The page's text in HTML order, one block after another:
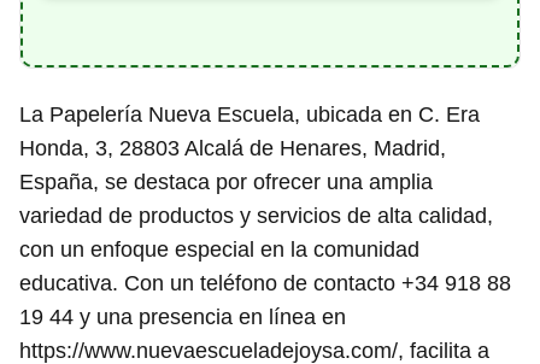
La Papelería Nueva Escuela, ubicada en C. Era
Honda, 3, 28803 Alcalá de Henares, Madrid,
España, se destaca por ofrecer una amplia
variedad de productos y servicios de alta calidad,
con un enfoque especial en la comunidad
educativa. Con un teléfono de contacto +34 918 88
19 44 y una presencia en línea en
https://www.nuevaescueladejoysa.com/, facilita a